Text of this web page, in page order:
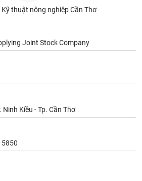
thuật nông nghiệp Cần Thơ
Joint Stock Company
Ninh Kiều - Tp. Cần Thơ
5850